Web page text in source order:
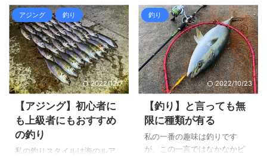
をメーカー/価格帯別でおすす
めをご紹介 ...
こなすのは大変ですけど、無
料ブログとは別格な記事に仕
上がります。何て言うかプロ
っぽい！ ８月９日に「ザル ...
を上げる事は出来ません。
Amazonアソシエイトや楽天ア
フィリエイトやナチュラムア
フィリエイトではなかなか成
果が上がりません。 インター
ネット上をウロウロしてみる
と良く見かける、Amazon/楽
天/Yahooの商品広告リンク。
このリンクなら買い手側が 普
段Amazon/楽天/Yahooの何処
で買い物をする人でも引き込
めますよね！ 例えばおすすめ
どうやって始めれば良いのか
分からない？初心者の方はア
ジングをしたくてもどんな事
をすれば良いのか分かりませ
ん。そんな疑問に答えれる様
に今回の記事はアジングの釣
り方をまとめました。 今回の
記事を読んでいただければ、
アジングの基本仕掛けからア
クションを知る事が出来て初
心者でも簡単にアジが釣れる
様になります。
アジング 釣り
2022/12/7
【アジング】初心者に
も上級者にもおすすめ
の釣り
私の釣りスタイルは海のルア
釣り
2022/10/23
【釣り】と言っても無
限に種類が有る
私の一番の趣味は釣りです
が、この一言ではなかなかピ